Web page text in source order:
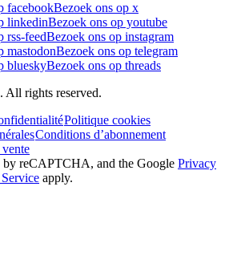
facebookBezoek ons op x
linkedinBezoek ons op youtube
rss-feedBezoek ons op instagram
mastodonBezoek ons op telegram
blueskyBezoek ons op threads
All rights reserved.
Politique cookies
Conditions d’abonnement
by reCAPTCHA, and the Google Privacy
apply.